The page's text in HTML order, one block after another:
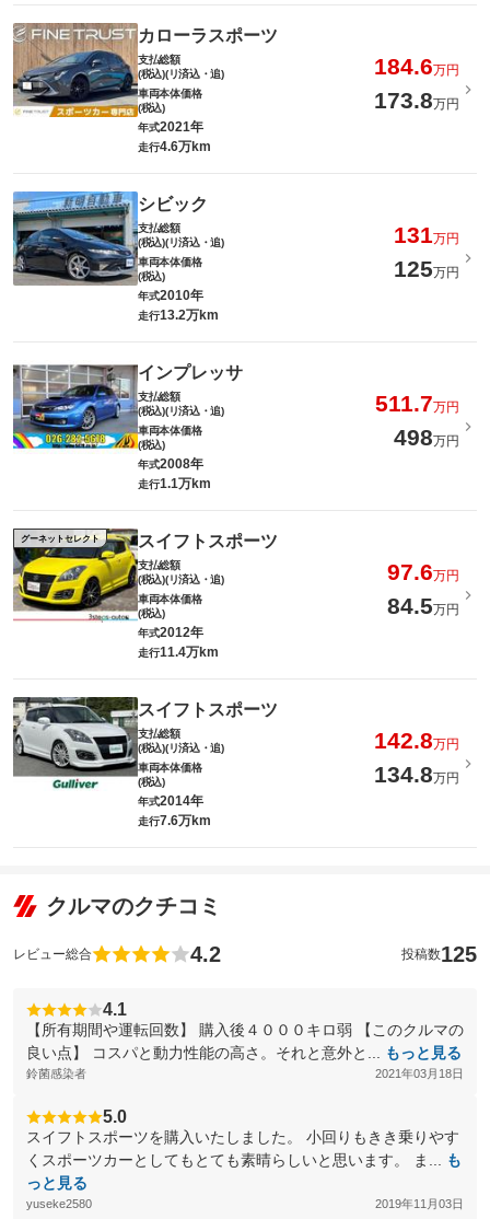
カローラスポーツ
支払総額
(税込)(リ済込・追)
184.6万円
車両本体価格
(税込)
173.8万円
年式2021年
走行4.6万km
シビック
支払総額
(税込)(リ済込・追)
131万円
車両本体価格
(税込)
125万円
年式2010年
走行13.2万km
インプレッサ
支払総額
(税込)(リ済込・追)
511.7万円
車両本体価格
(税込)
498万円
年式2008年
走行1.1万km
グーネットセレクト スイフトスポーツ
支払総額
(税込)(リ済込・追)
97.6万円
車両本体価格
(税込)
84.5万円
年式2012年
走行11.4万km
スイフトスポーツ
支払総額
(税込)(リ済込・追)
142.8万円
車両本体価格
(税込)
134.8万円
年式2014年
走行7.6万km
クルマのクチコミ
レビュー総合 4.2 投稿数125
4.1
【所有期間や運転回数】 購入後４０００キロ弱 【このクルマの
良い点】 コスパと動力性能の高さ。それと意外と...
もっと見る
鈴菌感染者 2021年03月18日
5.0
スイフトスポーツを購入いたしました。 小回りもきき乗りやす
くスポーツカーとしてもとても素晴らしいと思います。 ま...
も
っと見る
yuseke2580 2019年11月03日